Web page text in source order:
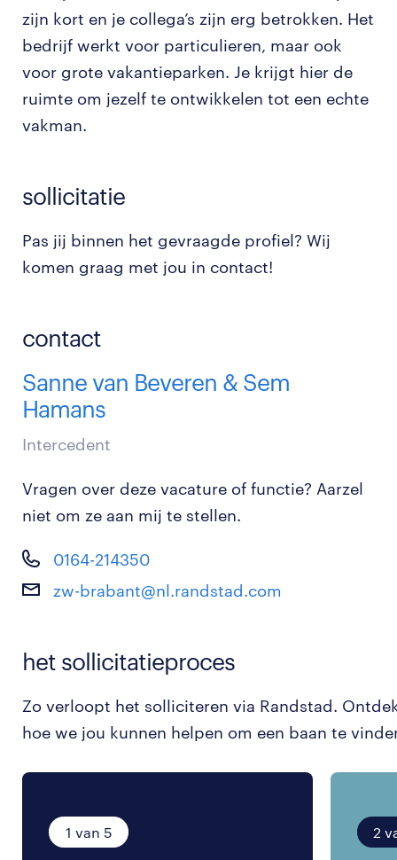
zijn kort en je collega’s zijn erg betrokken. Het
bedrijf werkt voor particulieren, maar ook
voor grote vakantieparken. Je krijgt hier de
ruimte om jezelf te ontwikkelen tot een echte
vakman.
sollicitatie
Pas jij binnen het gevraagde profiel? Wij
komen graag met jou in contact!
contact
Sanne van Beveren & Sem
Hamans
Intercedent
Vragen over deze vacature of functie? Aarzel
niet om ze aan mij te stellen.
0164-214350
zw-brabant@nl.randstad.com
het sollicitatieproces
Zo verloopt het solliciteren via Randstad.
hoe we jou kunnen helpen om een baan te
1 van 5 2